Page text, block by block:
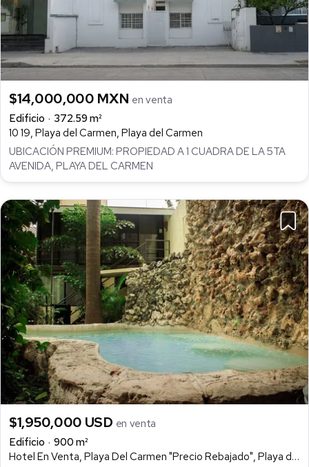
$14,000,000 MXN en venta
Edificio
372.59 m²
10 19, Playa del Carmen, Playa del Carmen
UBICACIÓN PREMIUM: PROPIEDAD A 1 CUADRA DE LA 5TA
AVENIDA, PLAYA DEL CARMEN
$1,950,000 USD en venta
Edificio
900 m²
Hotel En Venta, Playa Del Carmen "Precio Rebajado", Playa del Carmen, Playa del Carmen